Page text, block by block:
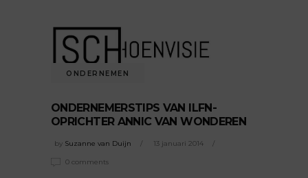
ONDERNEMEN
ONDERNEMERSTIPS VAN ILFN-
OPRICHTER ANNIC VAN WONDEREN
by Suzanne van Duijn 13 januari 2014
0 comments